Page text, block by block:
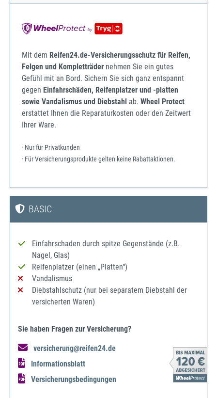
Mit dem Reifen24.de-Versicherungsschutz für Reifen,
Felgen und Kompletträder nehmen Sie ein gutes
Gefühl mit an Bord. Sichern Sie sich ganz entspannt
gegen Einfahrschäden, Reifenplatzer und -platten
sowie Vandalismus und Diebstahl ab. Wheel Protect
erstattet Ihnen die Reparaturkosten oder den Zeitwert
Ihrer Ware.
· Nur für Privatkunden
· Für Versicherungsprodukte gelten keine Rabattaktionen.
BASIC
Einfahrschaden durch spitze Gegenstände (z.B.
Nagel, Glas)
Reifenplatzer (einen „Platten“)
Vandalismus
Diebstahlschutz (nur bei separatem Diebstahl der
versicherten Waren)
Sie haben Fragen zur Versicherung?
versicherung@reifen24.de
Informationsblatt
Versicherungsbedingungen